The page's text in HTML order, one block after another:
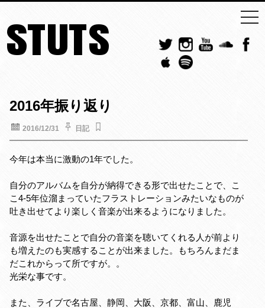
STUTS
2016年振り返り
2016/12/31 日記
今年は本当に激動の1年でした。
自分のアルバムを自分が納得できる形で出せたことで、こ
こ4-5年位溜まっていたフラストレーションみたいなものが
吐き出せてより楽しく音楽が出来るようになりました。
音源を出せたことで自分の音楽を聴いてくれる人が前より
も増えたのも実感することが出来ました。もちろんまだま
だこれからって所ですが。。
光栄な事です。
また、ライブで名古屋、静岡、大阪、京都、富山、鹿児